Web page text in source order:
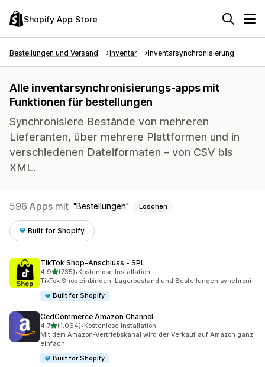
Shopify App Store
Bestellungen und Versand Inventar Inventarsynchronisierung
Alle inventarsynchronisierungs-apps mit
Funktionen für bestellungen
Synchronisiere Bestände von mehreren
Lieferanten, über mehrere Plattformen und in
verschiedenen Dateiformaten – von CSV bis
XML.
596 Apps mit Bestellungen Löschen
Built for Shopify
TikTok Shop‑Anschluss ‑ SPL
4,9von 5 Sternen
(735)
735 Rezensionen insgesamt
•Kostenlose Installation
TikTok Shop einbinden, Lagerbestand und Bestellungen synchroni
Built for Shopify
CedCommerce Amazon Channel
4,7von 5 Sternen
(1.064)
1064 Rezensionen insgesamt
•Kostenlose Installation
Mit dem Amazon-Vertriebskanal wird der Verkauf auf Amazon ganz
einfach
Built for Shopify